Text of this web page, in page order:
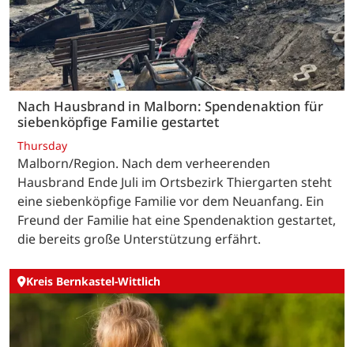
Nach Hausbrand in Malborn: Spendenaktion für
siebenköpfige Familie gestartet
Thursday
Malborn/Region. Nach dem verheerenden
Hausbrand Ende Juli im Ortsbezirk Thiergarten steht
eine siebenköpfige Familie vor dem Neuanfang. Ein
Freund der Familie hat eine Spendenaktion gestartet,
die bereits große Unterstützung erfährt.
Kreis Bernkastel-Wittlich